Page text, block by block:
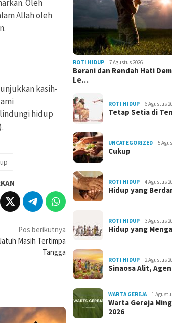
Oleh
Allah oleh
kasih-
hidup
Pos berikutnya
Masih Tertimpa
Tangga
ROTI HIDUP 7 Agustus 2026
Berani dan Rendah Hati
Le…
ROTI HIDUP 6 Agustus
Tetap Setia di
UNCATEGORIZED 5
Cukup
ROTI HIDUP 4 Agustus
Hidup yang
ROTI HIDUP 3 Agustus
Hidup yang
ROTI HIDUP 2 Agustus
Sinaosa Alit,
WARTA GEREJA 1
Warta Gereja
2026